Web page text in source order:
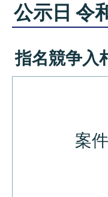
公示日 令
指名競争入
案